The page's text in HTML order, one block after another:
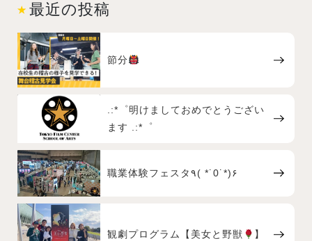
最近の投稿
節分
.:*゜明けましておめでとうござい
ます .:*゜
職業体験フェスタ٩( *˙0˙*)۶
観劇プログラム【美女と野獣 】